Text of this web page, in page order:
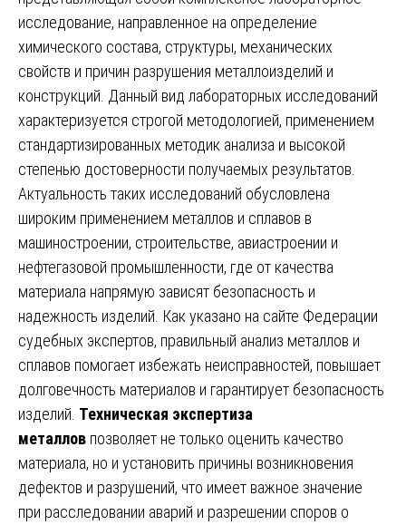
исследование, направленное на определение
химического состава, структуры, механических
свойств и причин разрушения металлоизделий и
конструкций. Данный вид лабораторных исследований
характеризуется строгой методологией, применением
стандартизированных методик анализа и высокой
степенью достоверности получаемых результатов.
Актуальность таких исследований обусловлена
широким применением металлов и сплавов в
машиностроении, строительстве, авиастроении и
нефтегазовой промышленности, где от качества
материала напрямую зависят безопасность и
надежность изделий. Как указано на сайте Федерации
судебных экспертов, правильный анализ металлов и
сплавов помогает избежать неисправностей, повышает
долговечность материалов и гарантирует безопасность
изделий. Техническая экспертиза
металлов позволяет не только оценить качество
материала, но и установить причины возникновения
дефектов и разрушений, что имеет важное значение
при расследовании аварий и разрешении споров о